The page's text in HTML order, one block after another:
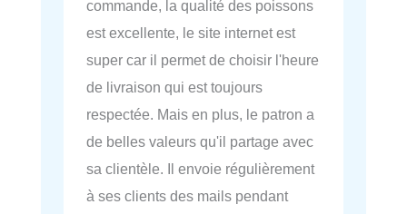
commande, la qualité des poissons
est excellente, le site internet est
super car il permet de choisir l'heure
de livraison qui est toujours
respectée. Mais en plus, le patron a
de belles valeurs qu'il partage avec
sa clientèle. Il envoie régulièrement
à ses clients des mails pendant